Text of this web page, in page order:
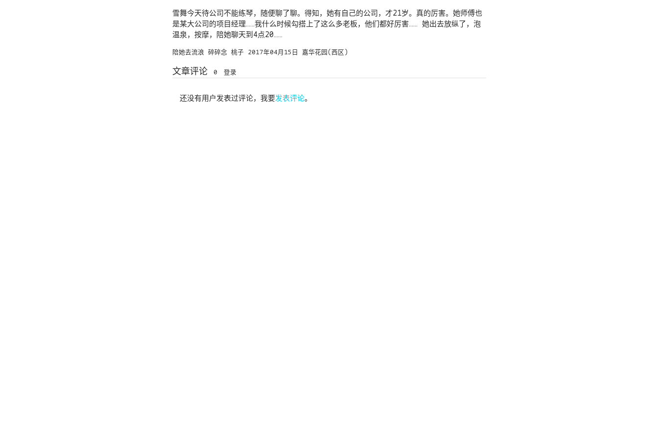
雪舞今天待公司不能练琴，随便聊了聊。得知，她有自己的公司，才21岁。真的厉害。她师傅也
是某大公司的项目经理……我什么时候勾搭上了这么多老板，他们都好厉害…… 她出去放纵了，泡
温泉，按摩，陪她聊天到4点20……
陪她去流浪 碎碎念 桃子 2017年04月15日 嘉华花园(西区)
文章评论 0 登录
还没有用户发表过评论，我要发表评论。